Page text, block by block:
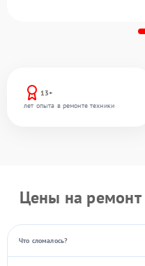
13+
лет опыта в ремонте техники
Цены на ремонт
Что сломалось?